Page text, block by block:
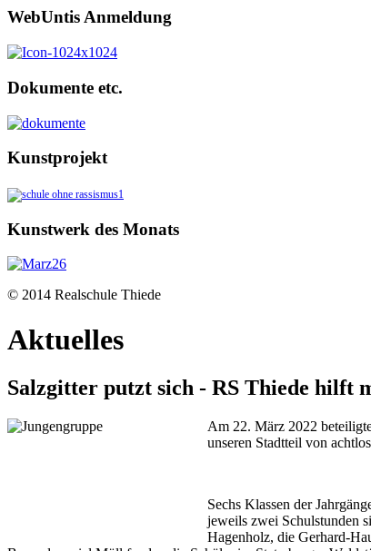
WebUntis Anmeldung
Dokumente etc.
Kunstprojekt
Kunstwerk des Monats
© 2014 Realschule Thiede
Aktuelles
Salzgitter putzt sich - RS Thiede hilft
Am 22. März 2022
unseren Stadtteil von
Sechs Klassen der
jeweils zwei Schulstunden
Hagenholz, die Gerhard-